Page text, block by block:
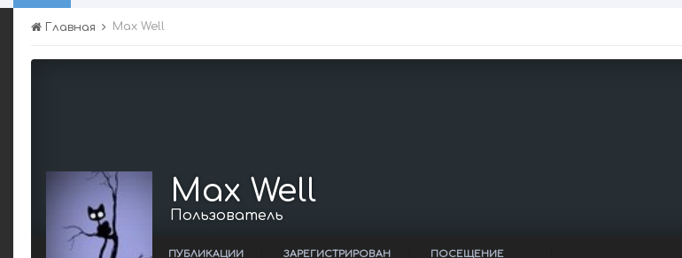
Главная Max Well
Max Well
Пользователь
ПУБЛИКАЦИИ ЗАРЕГИСТРИРОВАН ПОСЕЩЕНИЕ